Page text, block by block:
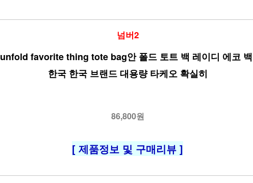
넘버2
unfold favorite thing tote bag안 폴드 토트 백 레이디 에코 백
한국 한국 브랜드 대용량 타케오 확실히
86,800원
[ 제품정보 및 구매리뷰 ]